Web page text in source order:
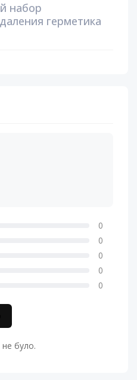
набор
герметика
0
0
0
0
0
не було.